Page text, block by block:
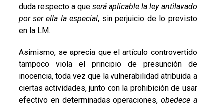
duda respecto a que será aplicable la ley antilavado
por ser ella la especial, sin perjuicio de lo previsto
en la LM.
Asimismo, se aprecia que el artículo controvertido
tampoco viola el principio de presunción de
inocencia, toda vez que la vulnerabilidad atribuida a
ciertas actividades, junto con la prohibición de usar
efectivo en determinadas operaciones, obedece a